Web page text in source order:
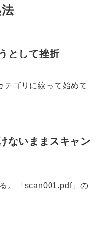
として挫折
ゴリに絞って始めて
ないままスキャン
。「scan001.pdf」の